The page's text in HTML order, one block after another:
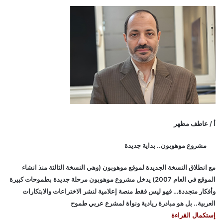
أ / عاطف مظهر
مشروع موهوبون.. بداية جديدة
مع انطلاق النسخة الجديدة لموقع موهوبون (وهي النسخة الثالثة منذ انشاء
الموقع في العام 2007) يدخل مشروع موهوبون مرحلة جديدة بطموحات كبيرة
وأفكار متجددة… فهو ليس فقط منصة إعلامية لنشر الاختراعات والابتكارات
العربية.. بل هو مبادرة ريادية ونواة لمشرع عربي طموح
إستكمال القراءة